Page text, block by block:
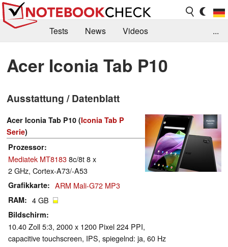
Tests News
Videos
Kaufberatung
Deals Suche
Jobs
Forum
...
Acer Iconia Tab P10
Ausstattung / Datenblatt
Acer Iconia Tab P10 (Iconia Tab P
Serie)
Prozessor
Mediatek MT81838c/8t 8 x
2 GHz, Cortex-A73/-A53
Grafikkarte ARM Mali-G72 MP3
RAM 4 GB
Bildschirm
10.40 Zoll 5:3, 2000 x 1200 Pixel 224 PPI,
capacitive touchscreen, IPS, spiegelnd: ja, 60 Hz